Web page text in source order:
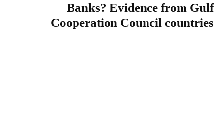
Banks? Evidence from Gulf
Cooperation Council countries